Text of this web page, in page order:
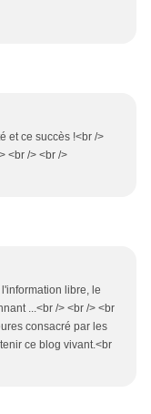
et ce succès !<br />
<br /> <br />
libre, le
...<br /> <br /> <br
consacré par les
ce blog vivant.<br